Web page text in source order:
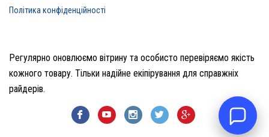
Політика конфіденційності
Регулярно оновлюємо вітрину та особисто перевіряємо якість
кожного товару. Тільки надійне екіпірування для справжніх
райдерів.